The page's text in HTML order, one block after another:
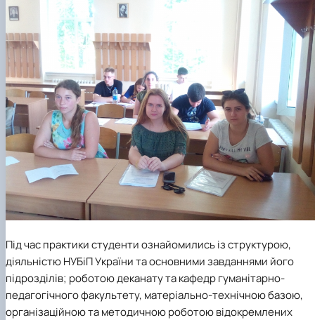
Під час практики студенти ознайомились із структурою,
діяльністю НУБіП України та основними завданнями його
підрозділів; роботою деканату та кафедр гуманітарно-
педагогічного факультету, матеріально-технічною базою,
організаційною та методичною роботою відокремлених